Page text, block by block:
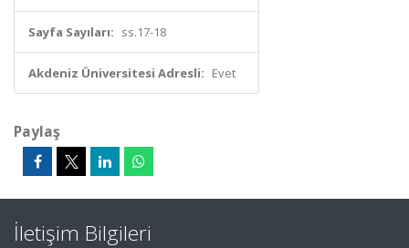
Sayfa Sayıları: ss.17-18
Akdeniz Üniversitesi Adresli: Evet
Paylaş
İletişim Bilgileri